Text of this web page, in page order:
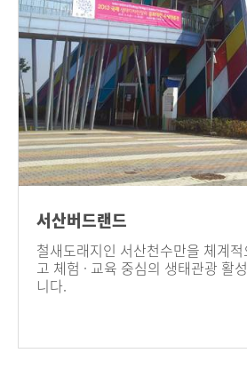
서산버드랜드
철새도래지인 서산천수만을 체계
고 체험 · 교육 중심의 생태관광 활
니다.